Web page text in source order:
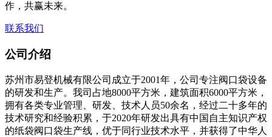
作，共赢未来。
联系我们
公司介绍
苏州市易登机械有限公司成立于2001年，公司专注阀口袋设备
的研发和生产。我司占地8000平方米，建筑面积6000平方米，
拥有各类专业管理、研发、技术人员50余名，经过二十多年的
技术研究和经验积累，于2020年研发出具有中国自主知识产权
的纸袋阀口袋生产线，优于同行业技术水平，并获得了中华人